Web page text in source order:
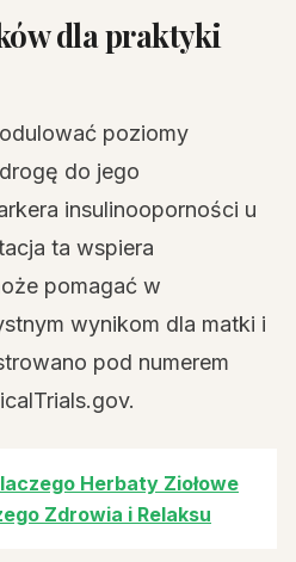
dla praktyki
poziomy
do jego
insulinooporności u
ta wspiera
pomagać w
wynikom dla matki i
pod numerem
Herbaty Ziołowe
Zdrowia i Relaksu